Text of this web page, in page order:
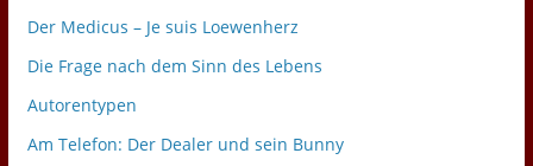
Der Medicus – Je suis Loewenherz
Die Frage nach dem Sinn des Lebens
Autorentypen
Am Telefon: Der Dealer und sein Bunny